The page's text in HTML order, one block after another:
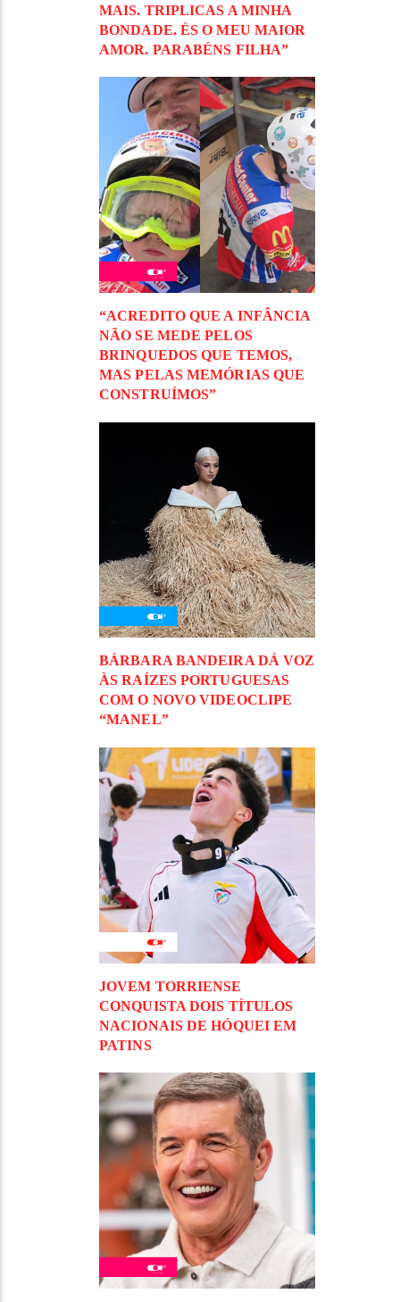
MAIS. TRIPLICAS A MINHA
BONDADE. ÉS O MEU MAIOR
AMOR. PARABÉNS FILHA”
“ACREDITO QUE A INFÂNCIA
NÃO SE MEDE PELOS
BRINQUEDOS QUE TEMOS,
MAS PELAS MEMÓRIAS QUE
CONSTRUÍMOS”
BÁRBARA BANDEIRA DÁ VOZ
ÀS RAÍZES PORTUGUESAS
COM O NOVO VIDEOCLIPE
“MANEL”
JOVEM TORRIENSE
CONQUISTA DOIS TÍTULOS
NACIONAIS DE HÓQUEI EM
PATINS